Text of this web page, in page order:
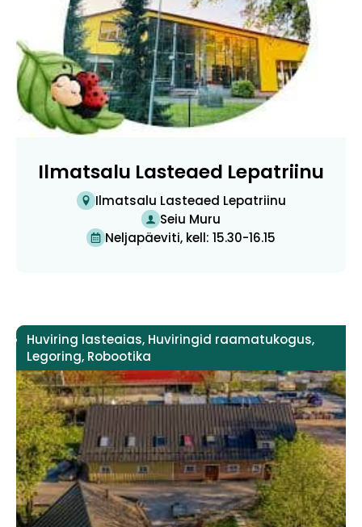
Ilmatsalu Lasteaed Lepatriinu
Ilmatsalu Lasteaed Lepatriinu
Seiu Muru
Neljapäeviti, kell: 15.30-16.15
Huviring lasteaias, Huviringid raamatukogus,
Legoring, Robootika